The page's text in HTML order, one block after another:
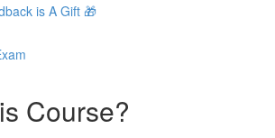
is A Gift 🎁
Course?